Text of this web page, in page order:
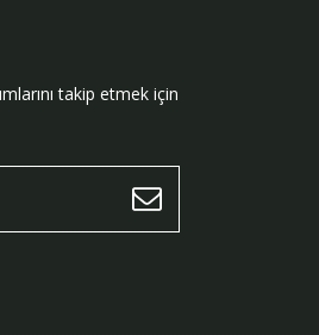
takip etmek için